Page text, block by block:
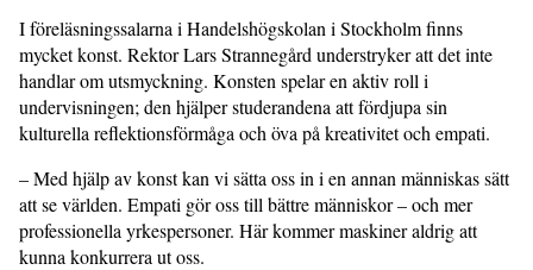
I föreläsningssalarna i Handelshögskolan i Stockholm finns
mycket konst. Rektor Lars Strannegård understryker att det inte
handlar om utsmyckning. Konsten spelar en aktiv roll i
undervisningen; den hjälper studerandena att fördjupa sin
kulturella reflektionsförmåga och öva på kreativitet och empati.
– Med hjälp av konst kan vi sätta oss in i en annan människas sätt
att se världen. Empati gör oss till bättre människor – och mer
professionella yrkespersoner. Här kommer maskiner aldrig att
kunna konkurrera ut oss.